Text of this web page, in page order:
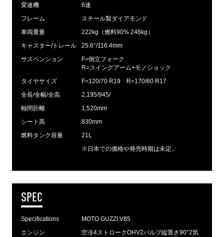
変速機
6速
フレーム
スチール製ダイアモンド
車両重量
222kg（燃料90% 246kg）
キャスター/トレール
25.6°/116.4mm
サスペンション
F=倒立フォーク
R=スイングアーム+モノショック
タイヤサイズ
F=120/70 R19 R=170/60 R17
全長/全幅/全高
2,195/945/
軸間距離
1,520mm
シート高
830mm
燃料タンク容量
21L
※日本での価格や発売時期は未定。
SPEC
Specifications
MOTO GUZZI V85
エンジン
空冷4ストロークOHV2バルブ縦置き90°2気